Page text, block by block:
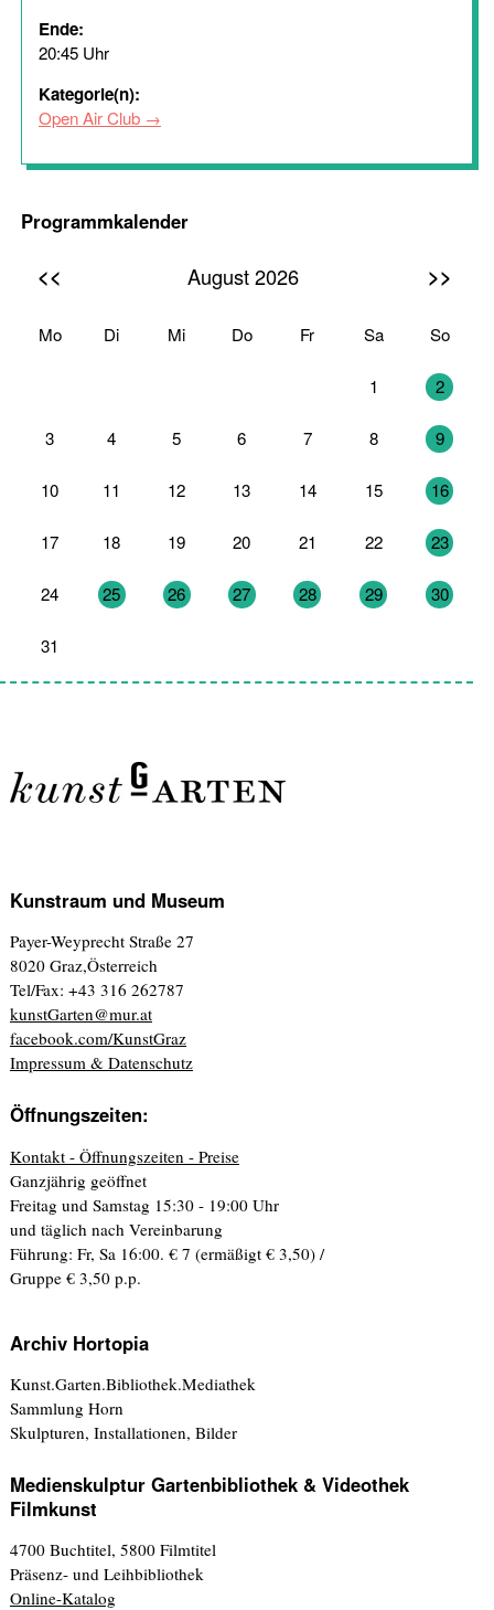
Ende:
20:45 Uhr
Kategorie(n):
Open Air Club
Programmkalender
<< August 2026 >>
Mo Di Mi Do Fr Sa So
1 2
3 4 5 6 7 8 9
10 11 12 13 14 15 16
17 18 19 20 21 22 23
24 25 26 27 28 29 30
31
Kunstraum und Museum
Payer-Weyprecht Straße 27
8020 Graz,Österreich
Tel/Fax: +43 316 262787
kunstGarten@mur.at
facebook.com/KunstGraz
Impressum & Datenschutz
Öffnungszeiten:
Kontakt - Öffnungszeiten - Preise
Ganzjährig geöffnet
Freitag und Samstag 15:30 - 19:00 Uhr
und täglich nach Vereinbarung
Führung: Fr, Sa 16:00. € 7 (ermäßigt € 3,50) /
Gruppe € 3,50 p.p.
Archiv Hortopia
Kunst.Garten.Bibliothek.Mediathek
Sammlung Horn
Skulpturen, Installationen, Bilder
Medienskulptur Gartenbibliothek & Videothek
Filmkunst
4700 Buchtitel, 5800 Filmtitel
Präsenz- und Leihbibliothek
Online-Katalog